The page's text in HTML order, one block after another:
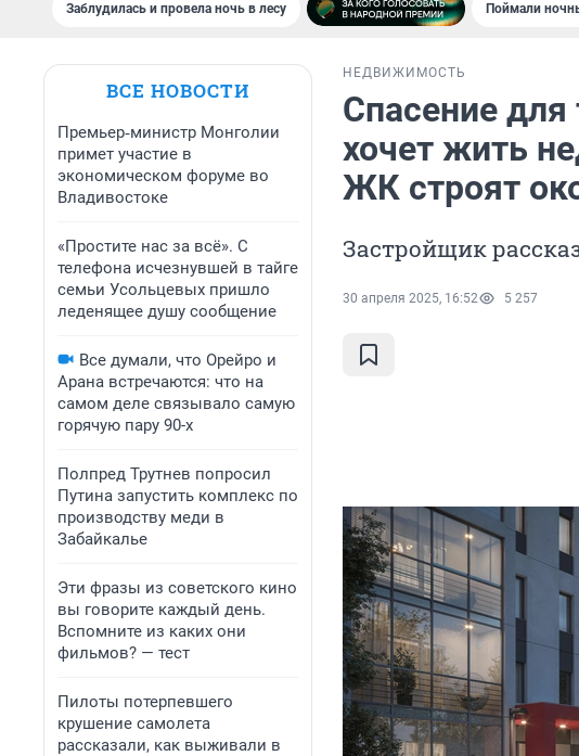
Заблудилась и провела ночь в лесу Поймали
ВСЕ НОВОСТИ
Премьер‑министр Монголии
примет участие в
экономическом форуме во
Владивостоке
«Простите нас за всё». С
телефона исчезнувшей в тайге
семьи Усольцевых пришло
леденящее душу сообщение
Все думали, что Орейро и
Арана встречаются: что на
самом деле связывало самую
горячую пару 90-х
Полпред Трутнев попросил
Путина запустить комплекс по
производству меди в
Забайкалье
Эти фразы из советского кино
вы говорите каждый день.
Вспомните из каких они
фильмов? — тест
Пилоты потерпевшего
крушение самолета
рассказали, как выживали в
НЕДВИЖИМОСТЬ
Спасение для
хочет жить
ЖК строят
Застройщик
30 апреля 2025, 16:52 5 257